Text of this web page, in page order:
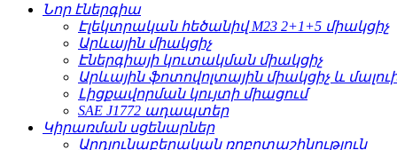
Նոր էներգիա
Էլեկտրական հեծանիվ M23 2+1+5 միակցիչ
Արևային միակցիչ
Էներգիայի կուտակման միակցիչ
Արևային ֆոտովոլտային միակցիչ և
Լիցքավորման կույտի միացում
SAE J1772 ադապտեր
Կիրառման սցենարներ
Արդյունաբերական ռոբոտաշինություն